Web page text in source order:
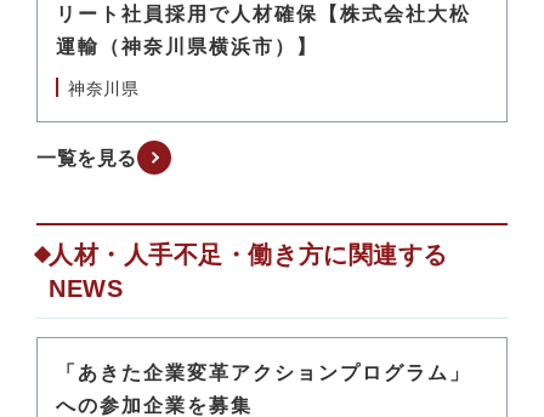
リート社員採用で人材確保【株式会社大松
運輸（神奈川県横浜市）】
神奈川県
一覧を見る
人材・人手不足・働き方に関連する
NEWS
「あきた企業変革アクションプログラム」
への参加企業を募集